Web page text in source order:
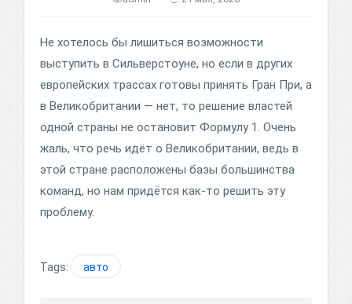
Не хотелось бы лишиться возможности
выступить в Сильверстоуне, но если в других
европейских трассах готовы принять Гран При, а
в Великобритании — нет, то решение властей
одной страны не остановит Формулу 1. Очень
жаль, что речь идёт о Великобритании, ведь в
этой стране расположены базы большинства
команд, но нам придётся как-то решить эту
проблему.
Tags: авто